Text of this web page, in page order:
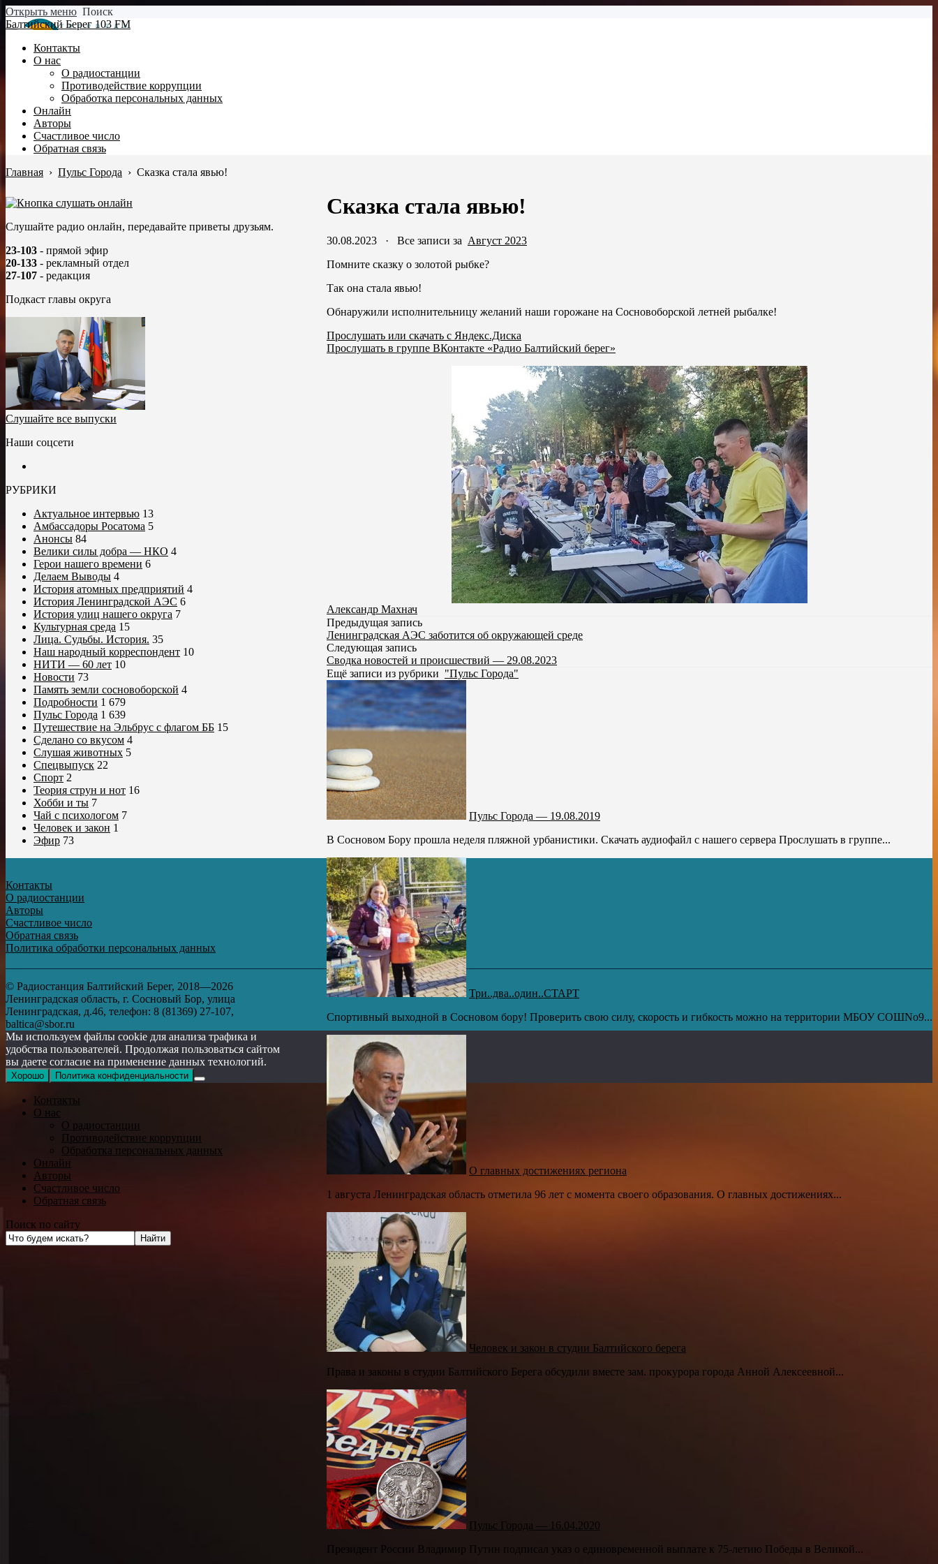
Открыть меню Поиск
Балтийский Берег 103 FM
Контакты
О нас
О радиостанции
Противодействие коррупции
Обработка персональных данных
Онлайн
Авторы
Счастливое число
Обратная связь
Главная › Пульс Города › Сказка стала явью!
Сказка стала явью!
30.08.2023 · Все записи за Август 2023
Помните сказку о золотой рыбке?
Так она стала явью!
Обнаружили исполнительницу желаний наши горожане на Сосновоборской летней рыбалке!
Прослушать или скачать с Яндекс.Диска
Прослушать в группе ВКонтакте «Радио Балтийский берег»
Александр Махнач
Предыдущая запись
Ленинградская АЭС заботится об окружающей среде
Следующая запись
Сводка новостей и происшествий — 29.08.2023
Ещё записи из рубрики "Пульс Города"
Пульс Города — 19.08.2019
В Сосновом Бору прошла неделя пляжной урбанистики. Скачать аудиофайл с нашего сервера Прослушать в группе...
Три..два..один..СТАРТ
Спортивный выходной в Сосновом бору! Проверить свою силу, скорость и гибкость можно на территории МБОУ СОШNo9...
О главных достижениях региона
1 августа Ленинградская область отметила 96 лет с момента своего образования. О главных достижениях...
Человек и закон в студии Балтийского берега
Права и законы в студии Балтийского Берега обсудили вместе зам. прокурора города Анной Алексеевной...
Пульс Города — 16.04.2020
Президент России Владимир Путин подписал указ о единовременной выплате к 75-летию Победы в Великой...
Слушайте радио онлайн, передавайте приветы друзьям.
23-103 - прямой эфир
20-133 - рекламный отдел
27-107 - редакция
Подкаст главы округа
Слушайте все выпуски
Наши соцсети
РУБРИКИ
Актуальное интервью 13
Амбассадоры Росатома 5
Анонсы 84
Велики силы добра — НКО 4
Герои нашего времени 6
Делаем Выводы 4
История атомных предприятий 4
История Ленинградской АЭС 6
История улиц нашего округа 7
Культурная среда 15
Лица. Судьбы. История. 35
Наш народный корреспондент 10
НИТИ — 60 лет 10
Новости 73
Память земли сосновоборской 4
Подробности 1 679
Пульс Города 1 639
Путешествие на Эльбрус с флагом ББ 15
Сделано со вкусом 4
Слушая животных 5
Спецвыпуск 22
Спорт 2
Теория струн и нот 16
Хобби и ты 7
Чай с психологом 7
Человек и закон 1
Эфир 73
Контакты
О радиостанции
Авторы
Счастливое число
Обратная связь
Политика обработки персональных данных
© Радиостанция Балтийский Берег, 2018—2026
Ленинградская область, г. Сосновый Бор, улица
Ленинградская, д.46, телефон: 8 (81369) 27-107,
baltica@sbor.ru
Мы используем файлы cookie для анализа трафика и
удобства пользователей. Продолжая пользоваться сайтом
вы даете согласие на применение данных технологий.
Хорошо Политика конфиденциальности
Контакты
О нас
О радиостанции
Противодействие коррупции
Обработка персональных данных
Онлайн
Авторы
Счастливое число
Обратная связь
Поиск по сайту